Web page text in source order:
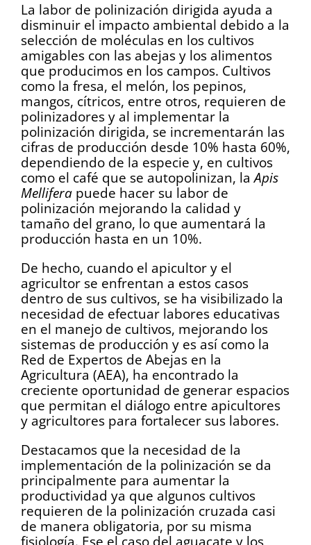
La labor de polinización dirigida ayuda a
disminuir el impacto ambiental debido a la
selección de moléculas en los cultivos
amigables con las abejas y los alimentos
que producimos en los campos. Cultivos
como la fresa, el melón, los pepinos,
mangos, cítricos, entre otros, requieren de
polinizadores y al implementar la
polinización dirigida, se incrementarán las
cifras de producción desde 10% hasta 60%,
dependiendo de la especie y, en cultivos
como el café que se autopolinizan, laApis
Mellifera puede hacer su labor de
polinización mejorando la calidad y
tamaño del grano, lo que aumentará la
producción hasta en un 10%.
De hecho, cuando el apicultor y el
agricultor se enfrentan a estos casos
dentro de sus cultivos, se ha visibilizado la
necesidad de efectuar labores educativas
en el manejo de cultivos, mejorando los
sistemas de producción y es así como la
Red de Expertos de Abejas en la
Agricultura (AEA), ha encontrado la
creciente oportunidad de generar espacios
que permitan el diálogo entre apicultores
y agricultores para fortalecer sus labores.
Destacamos que la necesidad de la
implementación de la polinización se da
principalmente para aumentar la
productividad ya que algunos cultivos
requieren de la polinización cruzada casi
de manera obligatoria, por su misma
fisiología. Ese el caso del aguacate y los